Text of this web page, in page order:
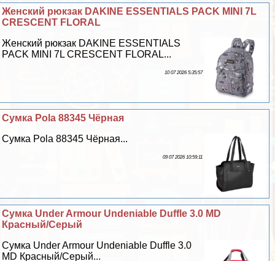
Женский рюкзак DAKINE ESSENTIALS PACK MINI 7L
CRESCENT FLORAL
Женский рюкзак DAKINE ESSENTIALS
PACK MINI 7L CRESCENT FLORAL...
10 07 2026 5:35:57
Сумка Pola 88345 Чёрная
Сумка Pola 88345 Чёрная...
09 07 2026 10:59:11
Сумка Under Armour Undeniable Duffle 3.0 MD
Красный/Серый
Сумка Under Armour Undeniable Duffle 3.0
MD Красный/Серый...